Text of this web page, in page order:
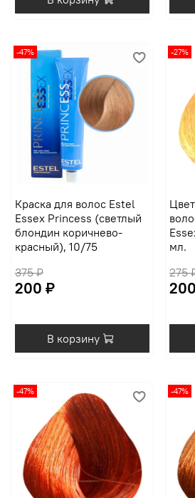
-47%
Краска для волос Estel
Essex Princess (светлый
блондин коричнево-
красный), 10/75
375 ₽
200 ₽
В корзину
-27%
мл.
275
-47% -47%